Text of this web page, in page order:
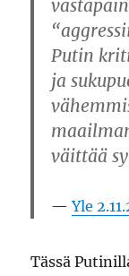
Putin
ja
väittää
Yle
Tässä